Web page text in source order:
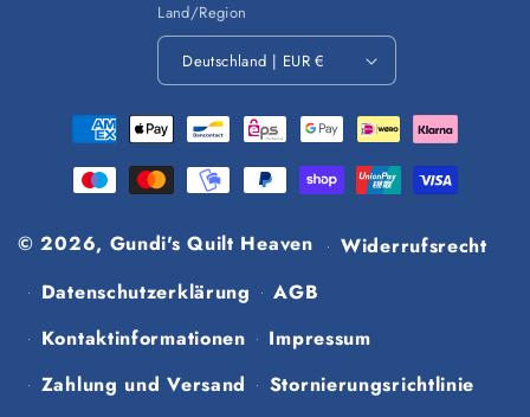
Land/Region
Deutschland | EUR €
Zahlungsmethoden
© 2026, Gundi's Quilt Heaven
Widerrufsrecht
Datenschutzerklärung
AGB
Kontaktinformationen
Impressum
Zahlung und Versand
Stornierungsrichtlinie